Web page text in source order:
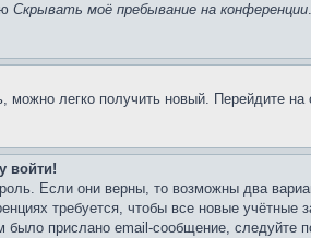
Скрывать моё пребывание на конференции
можно легко получить новый. Перейдите
войти!
Если они верны, то возможны два
требуется, чтобы все новые
было прислано email-сообщение,